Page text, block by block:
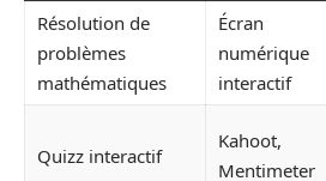
Résolution de
problèmes
mathématiques
Écran
numérique
interactif
Quizz interactif
Kahoot,
Mentimeter